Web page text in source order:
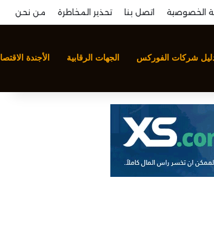
الخصوصية اتصل بنا تحذير المخاطرة من نحن
شركات الفوركس الجهات الرقابية الأجندة